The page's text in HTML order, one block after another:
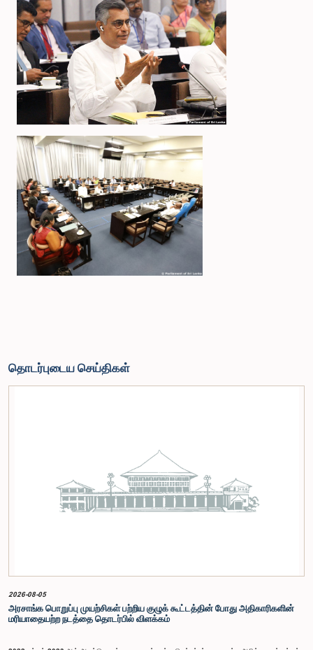
தொடர்புடைய செய்திகள்
2026-08-05
அரசாங்க பொறுப்பு முயற்சிகள் பற்றிய குழுக் கூட்டத்தின் போது அதிகாரிகளின்
மரியாதையற்ற நடத்தை தொடர்பில் விளக்கம்